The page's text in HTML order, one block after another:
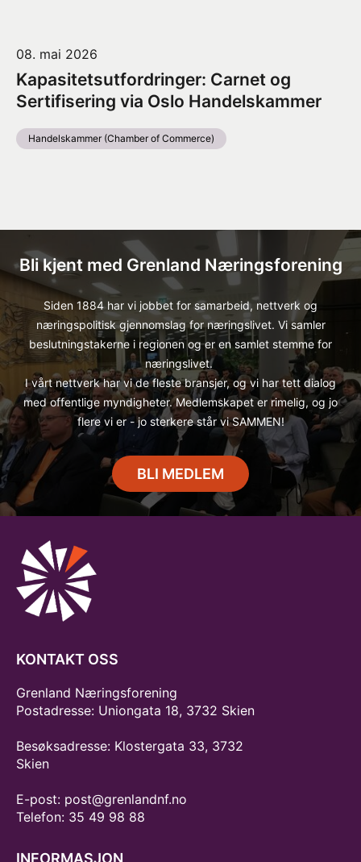
08. mai 2026
Kapasitetsutfordringer: Carnet og
Sertifisering via Oslo Handelskammer
Handelskammer (Chamber of Commerce)
Bli kjent med Grenland Næringsforening
Siden 1884 har vi jobbet for samarbeid, nettverk og
næringspolitisk gjennomslag for næringslivet. Vi samler
beslutningstakerne i regionen og er en samlet stemme for
næringslivet.
I vårt nettverk har vi de fleste bransjer, og vi har tett dialog
med offentlige myndigheter. Medlemskapet er rimelig, og jo
flere vi er - jo sterkere står vi SAMMEN!
BLI MEDLEM
KONTAKT OSS
Grenland Næringsforening
Postadresse: Uniongata 18, 3732 Skien
Besøksadresse: Klostergata 33, 3732
Skien
E-post: post@grenlandnf.no
Telefon: 35 49 98 88
INFORMASJON